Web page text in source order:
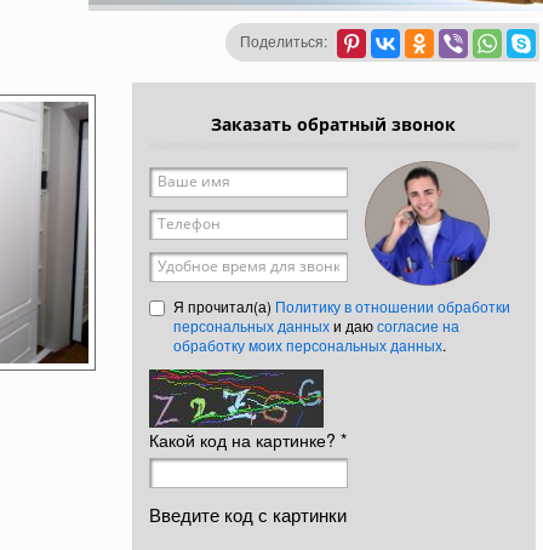
Поделиться:
Заказать обратный звонок
Ваше имя*
Телефон*
Удобное время для звонка
Я прочитал(а) Политику в отношении обработки
персональных данныхи даюсогласие на
обработку моих персональных данных.
Какой код на картинке? *
Введите код с картинки